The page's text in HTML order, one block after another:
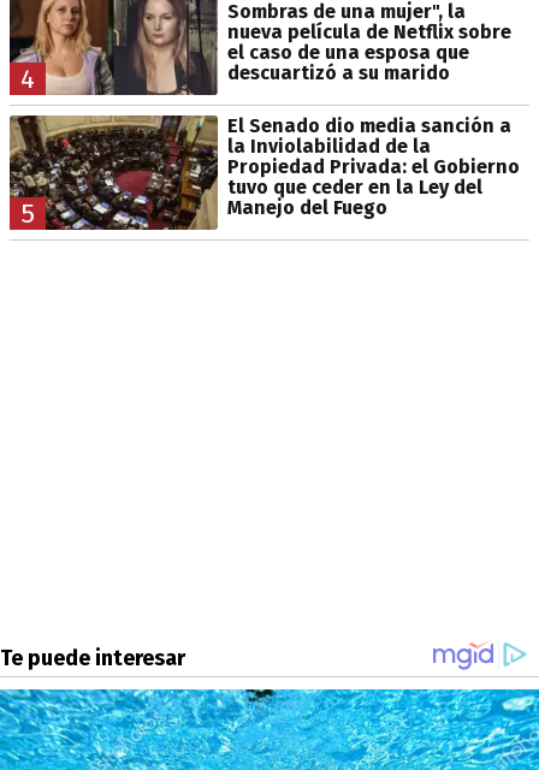
4
Sombras de una mujer", la
nueva película de Netflix sobre
el caso de una esposa que
descuartizó a su marido
5
El Senado dio media sanción a
la Inviolabilidad de la
Propiedad Privada: el Gobierno
tuvo que ceder en la Ley del
Manejo del Fuego